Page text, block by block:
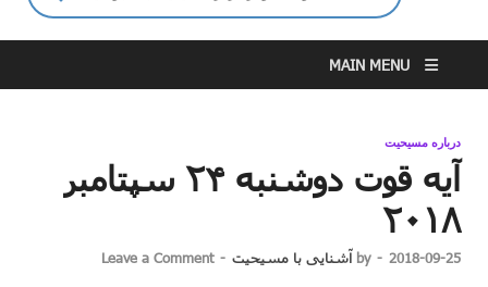
MAIN MENU
درباره مسیحیت
آیه قوت دوشنبه ۲۴ سپتامبر
۲۰۱۸
2018-09-25
-
by آشنایی با مسیحیت -
Leave a Comment